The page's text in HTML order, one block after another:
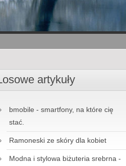
artykuły
bmobile - smartfony, na które cię
stać.
Ramoneski ze skóry dla kobiet
Modna i stylowa biżuteria srebrna -